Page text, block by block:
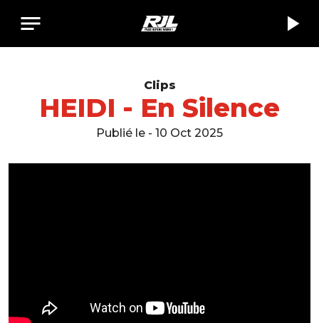
notes play_arrow
Clips
HEIDI - En Silence
Publié le - 10 Oct 2025